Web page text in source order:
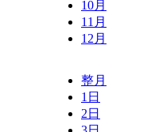
10月
11月
12月
整月
1日
2日